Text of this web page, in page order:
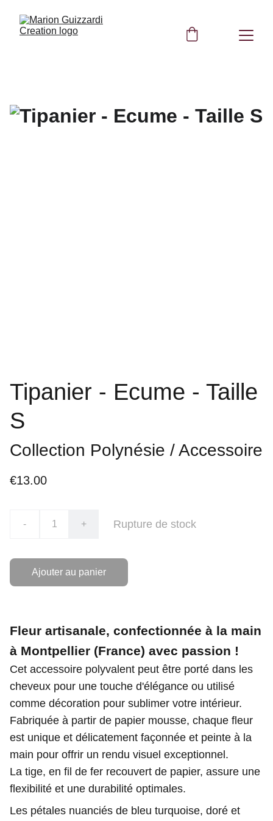
Tipanier - Ecume - Taille
S
Collection Polynésie / Accessoire
€13.00
- + Rupture de stock
Ajouter au panier
Fleur artisanale, confectionnée à la main
à Montpellier (France) avec passion !
Cet accessoire polyvalent peut être porté dans les
cheveux pour une touche d'élégance ou utilisé
comme décoration pour sublimer votre intérieur.
Fabriquée à partir de papier mousse, chaque fleur
est unique et délicatement façonnée et peinte à la
main pour offrir un rendu visuel exceptionnel.
La tige, en fil de fer recouvert de papier, assure une
flexibilité et une durabilité optimales.
Les pétales nuanciés de bleu turquoise, doré et